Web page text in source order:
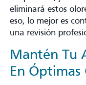
eliminará estos
eso, lo mejor es
una revisión
Mantén Tu
En Óptimas